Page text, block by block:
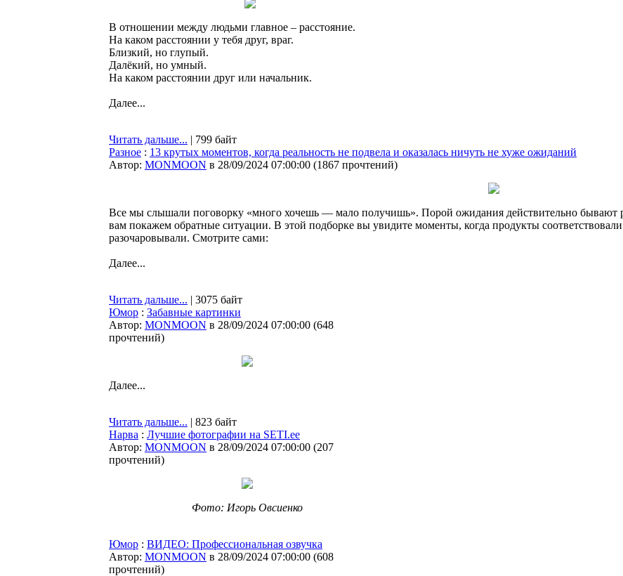
В отношении между людьми главное – расстояние.
На каком расстоянии у тебя друг, враг.
Близкий, но глупый.
Далёкий, но умный.
На каком расстоянии друг или начальник.
Далее...
Читать дальше... | 799 байт
Разное : 13 крутых моментов, когда реальность не подвела и оказалась ничуть не хуже ожиданий
Автор: MONMOON в 28/09/2024 07:00:00 (1867 прочтений)
Все мы слышали поговорку «много хочешь — мало получишь». Порой ожидания действительно бывают
вам покажем обратные ситуации. В этой подборке вы увидите моменты, когда продукты
разочаровывали. Смотрите сами:
Далее...
Читать дальше... | 3075 байт
Юмор : Забавные картинки
Автор: MONMOON в 28/09/2024 07:00:00 (648
прочтений)
Далее...
Читать дальше... | 823 байт
Нарва : Лучшие фотографии на SETI.ee
Автор: MONMOON в 28/09/2024 07:00:00 (207
прочтений)
Фото: Игорь Овсиенко
Юмор : ВИДЕО: Профессиональная озвучка
Автор: MONMOON в 28/09/2024 07:00:00 (608
прочтений)